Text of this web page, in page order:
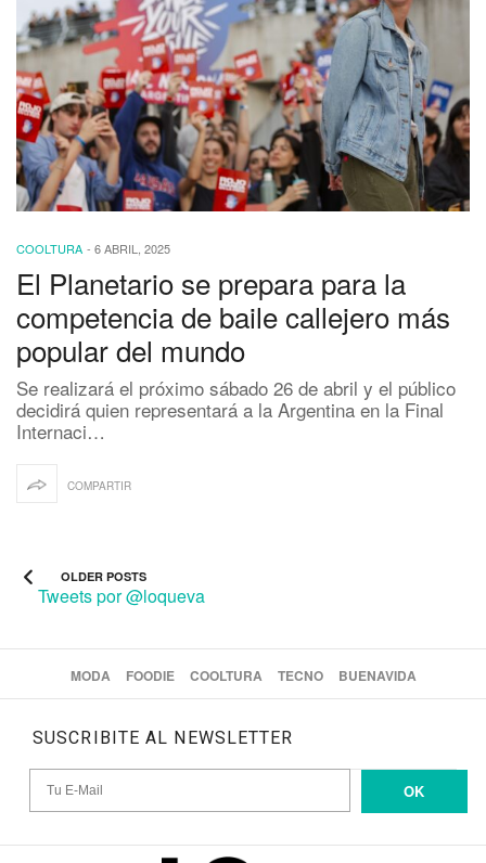
COOLTURA - 6 ABRIL, 2025
El Planetario se prepara para la
competencia de baile callejero más
popular del mundo
Se realizará el próximo sábado 26 de abril y el público
decidirá quien representará a la Argentina en la Final
Internaci…
COMPARTIR
OLDER POSTS
Tweets por @loqueva
MODA FOODIE COOLTURA TECNO BUENAVIDA
SUSCRIBITE AL NEWSLETTER
OK